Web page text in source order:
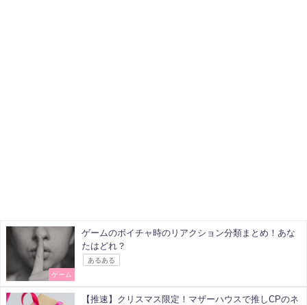
ゲーム
ゲームのボイチャ時のリアクション分類まとめ！あな
たはどれ？
あるある
【推速】クリスマス限定！マザーハウスで推しCPのネ